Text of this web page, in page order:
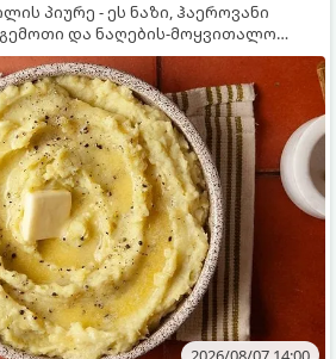
პიურე - ეს ნაზი, ჰაეროვანი
გემოთი და ნაღების-მოყვითალო
ძალიან მარტივია, მაგრამ
საიდუმლო, რომლებიც უნდა
გემრიელი გამოვიდეს.